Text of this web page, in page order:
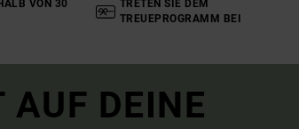
VON 30
TRETEN SIE DEM
TREUEPROGRAMM BEI
AUF DEINE